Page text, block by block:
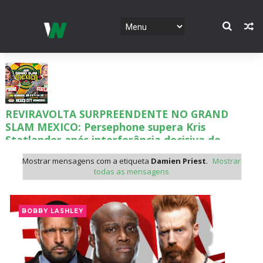
REVIRAVOLTA SURPREENDENTE NO GRAND
SLAM MEXICO: Persephone supera Kris
Statlander após interferência decisiva de
Hikaru Shida
Unknown-Aug 06 2026
TRIUNFO LENDÁRIO EM CIDADE DO MÉXICO:
Jericho, Místico e Darby Allin superam The Don
Callis Family no Grand Slam Mexico
Unknown-Aug 06 2026
Mostrar mensagens com a etiqueta Damien Priest. Mostrar
todas as mensagens
BOBBY LASHLEY